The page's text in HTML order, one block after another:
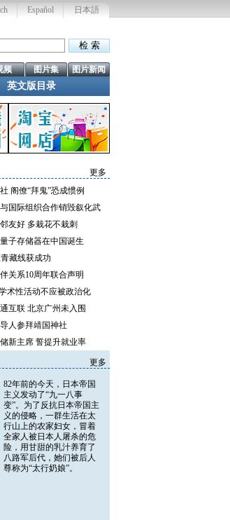
日本語
Español
图片新闻
图片集
频
英文版目录
更多
阁僚“拜鬼”恐成惯例
国际组织合作销毁叙化武
友好 多栽花不栽刺
子存储器在中国诞生
藏线获成功
关系10周年联合声明
术性活动不应被政治化
互联 北京广州未入围
人参拜靖国神社
新主席 誓提升就业率
更多
82年前的今天，日本帝国
主义发动了“九一八事
变”。为了反抗日本帝国主
义的侵略，一群生活在太
行山上的农家妇女，冒着
全家人被日本人屠杀的危
险，用甘甜的乳汁养育了
八路军后代，她们被后人
尊称为“太行奶娘”。